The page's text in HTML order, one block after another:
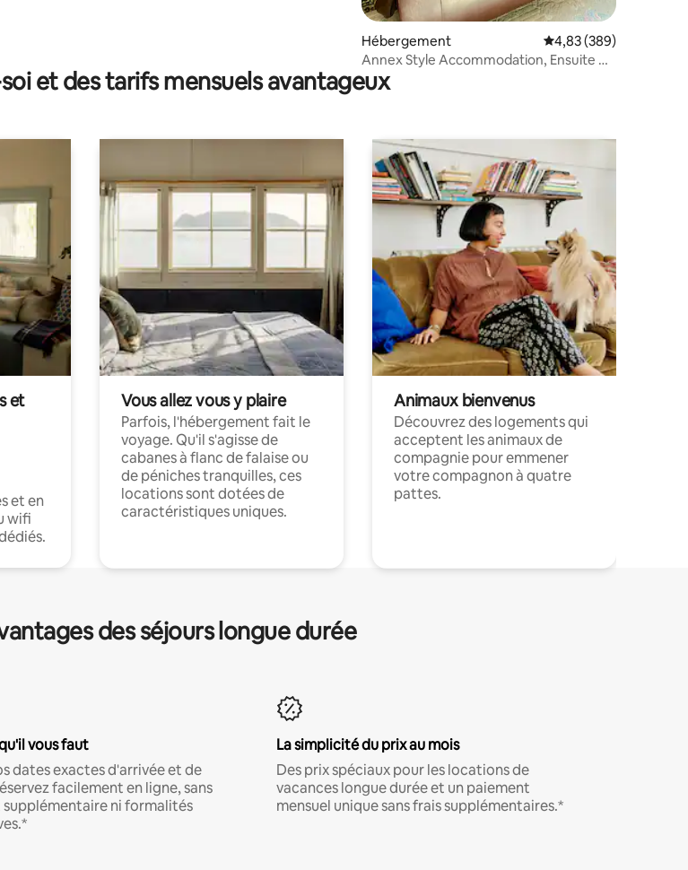
Hébergement Évaluation moyenne
4,83 (389)
Annex Style Accommodation, Ensuite &
Kitchenette
et des tarifs mensuels avantageux
et
et en
wifi
Vous allez vous y plaire
Parfois, l'hébergement fait le
voyage. Qu'il s'agisse de
cabanes à flanc de falaise ou
de péniches tranquilles, ces
locations sont dotées de
caractéristiques uniques.
Animaux bienvenus
Découvrez des logements qui
acceptent les animaux de
compagnie pour emmener
votre compagnon à quatre
pattes.
des séjours longue durée
vous faut
dates exactes d'arrivée et de
facilement en ligne, sans
ni formalités
La simplicité du prix au mois
Des prix spéciaux pour les locations de
vacances longue durée et un paiement
mensuel unique sans frais supplémentaires.*